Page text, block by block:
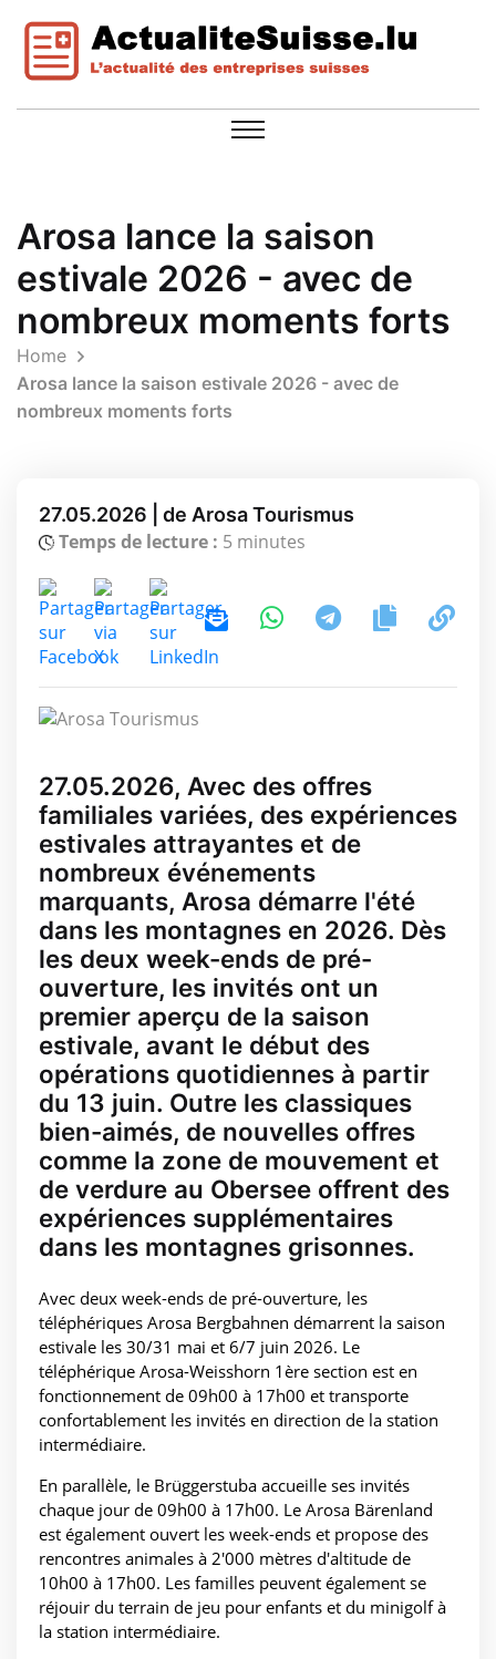
Arosa lance la saison
estivale 2026 - avec de
nombreux moments forts
Home
Arosa lance la saison estivale 2026 - avec de
nombreux moments forts
27.05.2026 | de Arosa Tourismus
Temps de lecture : 5 minutes
27.05.2026, Avec des offres
familiales variées, des expériences
estivales attrayantes et de
nombreux événements
marquants, Arosa démarre l'été
dans les montagnes en 2026. Dès
les deux week-ends de pré-
ouverture, les invités ont un
premier aperçu de la saison
estivale, avant le début des
opérations quotidiennes à partir
du 13 juin. Outre les classiques
bien-aimés, de nouvelles offres
comme la zone de mouvement et
de verdure au Obersee offrent des
expériences supplémentaires
dans les montagnes grisonnes.
Avec deux week-ends de pré-ouverture, les
téléphériques Arosa Bergbahnen démarrent la saison
estivale les 30/31 mai et 6/7 juin 2026. Le
téléphérique Arosa-Weisshorn 1ère section est en
fonctionnement de 09h00 à 17h00 et transporte
confortablement les invités en direction de la station
intermédiaire.
En parallèle, le Brüggerstuba accueille ses invités
chaque jour de 09h00 à 17h00. Le Arosa Bärenland
est également ouvert les week-ends et propose des
rencontres animales à 2'000 mètres d'altitude de
10h00 à 17h00. Les familles peuvent également se
réjouir du terrain de jeu pour enfants et du minigolf à
la station intermédiaire.